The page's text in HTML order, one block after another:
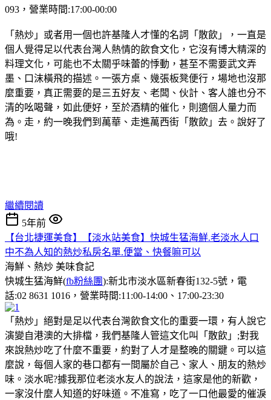
093，營業時間:17:00-00:00
「熱炒」或者用一個也許基隆人才懂的名詞「散飲」，一直是
個人覺得足以代表台灣人熱情的飲食文化，它沒有博大精深的
料理文化，可能也不太關乎味蕾的悸動，甚至不需要武文弄
墨、口沫橫飛的描述。一張方桌、幾張板凳便行，場地也沒那
麼重要，真正需要的是三五好友、老闆、伙計、客人誰也分不
清的吆喝聲，如此便好，至於酒精的催化，則適個人量力而
為。走，約一晚我們到萬華、走進萬西街「散飲」去。說好了
哦!
繼續閱讀
5年前
【台北捷運美食】【淡水站美食】快城生猛海鮮.老淡水人口
中不為人知的熱炒私房名單.便當、快餐嘛可以
海鮮、熱炒 美味食記
快城生猛海鮮(fb粉絲團):新北市淡水區新春街132-5號，電
話:02 8631 1016，營業時間:11:00-14:00、17:00-23:30
「熱炒」絕對是足以代表台灣飲食文化的重要一環，有人說它
演變自港澳的大排檔，我們基隆人管這文化叫「散飲」;對我
來說熱炒吃了什麼不重要，約對了人才是整晚的關鍵。可以這
麼說，每個人家的巷口都有一間屬於自己、家人、朋友的熱炒
味。淡水呢?據我那位老淡水友人的說法，這家是他的新歡，
一家沒什麼人知道的好味道。不准寫，吃了一口他最愛的催淚